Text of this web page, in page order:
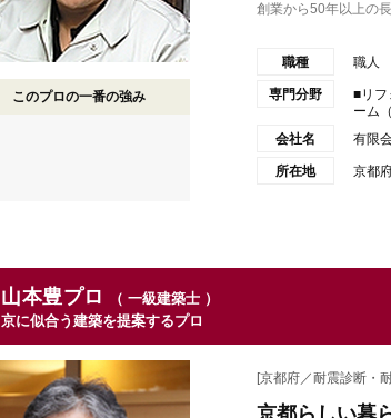
このプロの一番の強み
創業から50年以上の
職種 職人
専門分野
■リフ
ーム
会社名
有限
所在地 京都
山本豊プロ
（ 一級建築士 ）
京に似合う建築を提案するプロ
[京都府／耐震診断・
京都らしい暮